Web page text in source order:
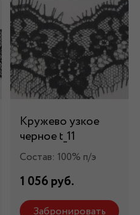
Кружево узкое
черное t_11
Состав: 100% п/э
1 056 руб.
Забронировать